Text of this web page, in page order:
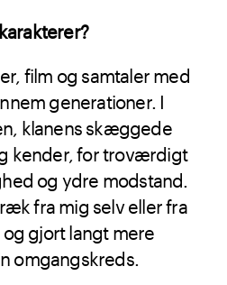
film og samtaler med
generationer. I
klanens skæggede
kender, for troværdigt
og ydre modstand.
fra mig selv eller fra
gjort langt mere
omgangskreds.